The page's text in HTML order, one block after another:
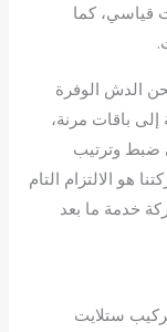
قياسي، كما
الدش الوفرة
إلى باقات مرنة،
ضبط وترتيب
هو الالتزام التام
خدمة ما بعد
ستلايت